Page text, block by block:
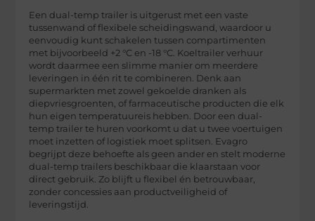
Een dual-temp trailer is uitgerust met een vaste
tussenwand of flexibele scheidingswand, waardoor u
eenvoudig kunt schakelen tussen compartimenten
met bijvoorbeeld +2 °C en -18 °C. Koeltrailer verhuur
wordt daarmee een slimme manier om meerdere
leveringen in één rit te combineren. Denk aan
supermarkten met zowel gekoelde dranken als
diepvriesgroenten, of farmaceutische producten die elk
hun eigen temperatuureis hebben. Door een dual-
temp trailer te huren voorkomt u dat u twee voertuigen
moet inzetten of logistiek moet splitsen. Evagro
begrijpt deze behoefte als geen ander en stelt moderne
dual-temp trailers beschikbaar die klaarstaan voor
direct gebruik. Zo blijft u flexibel én betrouwbaar,
zonder concessies aan productveiligheid of
leveringstijd.